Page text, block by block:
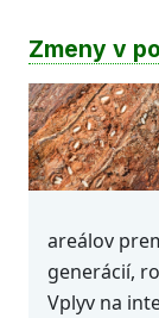
Zmeny v
areálov
generácií,
Vplyv na